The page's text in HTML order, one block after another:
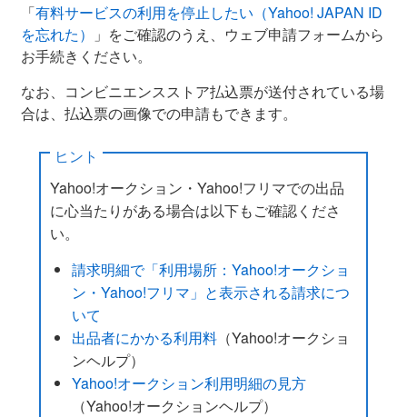
「有料サービスの利用を停止したい（Yahoo! JAPAN ID
を忘れた）
」をご確認のうえ、ウェブ申請フォームから
お手続きください。
なお、コンビニエンスストア払込票が送付されている場
合は、払込票の画像での申請もできます。
ヒント
Yahoo!オークション・Yahoo!フリマでの出品
に心当たりがある場合は以下もご確認くださ
い。
請求明細で「利用場所：Yahoo!オークショ
ン・Yahoo!フリマ」と表示される請求につ
いて
出品者にかかる利用料 （Yahoo!オークショ
ンヘルプ）
Yahoo!オークション利用明細の見方
（Yahoo!オークションヘルプ）